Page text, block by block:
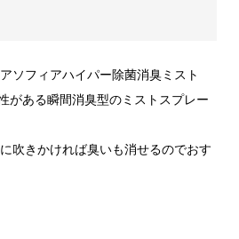
ソフィアハイパー除菌消臭ミスト
がある瞬間消臭型のミストスプレー
吹きかければ臭いも消せるのでおす